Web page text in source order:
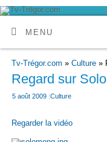
MENU
Tv-Trégor.com » Culture»
Regard sur
5 août 2009 |Culture
Regarder la vidéo